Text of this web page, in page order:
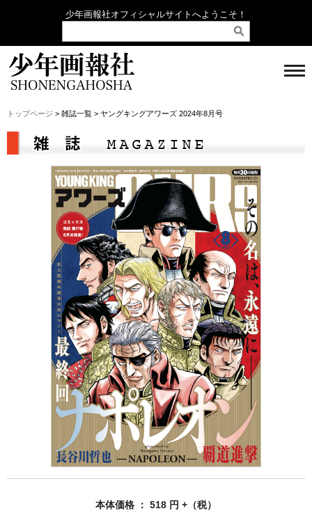
少年画報社オフィシャルサイトへようこそ！
トップページ > 雑誌一覧 > ヤングキングアワーズ 2024年8月号
本体価格 ： 518 円 +（税）